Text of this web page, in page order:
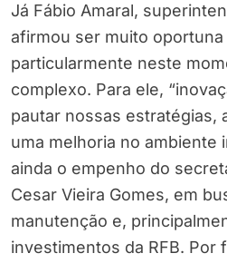
Já Fábio Amaral,
afirmou ser muito oportuna
particularmente neste
complexo. Para ele,
pautar nossas estratégias,
uma melhoria no ambiente
ainda o empenho do
Cesar Vieira Gomes, em
manutenção e,
investimentos da RFB. Por